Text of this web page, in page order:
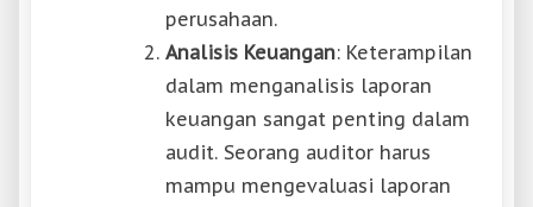
perusahaan.
Analisis Keuangan: Keterampilan
dalam menganalisis laporan
keuangan sangat penting dalam
audit. Seorang auditor harus
mampu mengevaluasi laporan